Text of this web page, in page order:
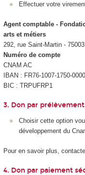
Effectuer votre
Agent comptable -
arts et métiers
292, rue Saint-Martin -
Numéro de compte
CNAM AC
IBAN : FR76-1007-1750-
BIC : TRPUFRP1
3. Don par
Choisir cette option
développement du
Pour en savoir plus,
4. Don par paiement